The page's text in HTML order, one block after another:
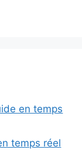
en temps
temps réel